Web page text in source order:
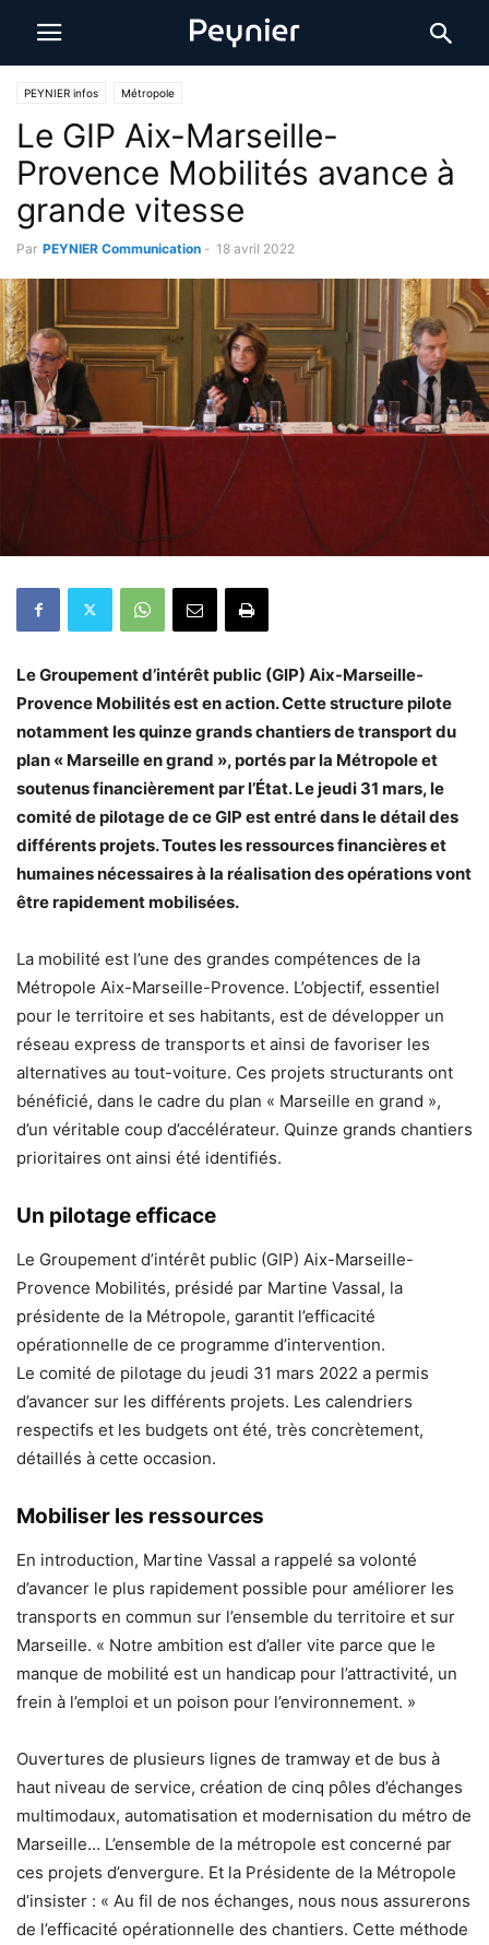
PEYNIER infos Métropole
Le GIP Aix-Marseille-
Provence Mobilités avance à
grande vitesse
Par PEYNIER Communication - 18 avril 2022
Le Groupement d’intérêt public (GIP) Aix-Marseille-
Provence Mobilités est en action. Cette structure pilote
notamment les quinze grands chantiers de transport du
plan « Marseille en grand », portés par la Métropole et
soutenus financièrement par l’État. Le jeudi 31 mars, le
comité de pilotage de ce GIP est entré dans le détail des
différents projets. Toutes les ressources financières et
humaines nécessaires à la réalisation des opérations vont
être rapidement mobilisées.
La mobilité est l’une des grandes compétences de la
Métropole Aix-Marseille-Provence. L’objectif, essentiel
pour le territoire et ses habitants, est de développer un
réseau express de transports et ainsi de favoriser les
alternatives au tout-voiture. Ces projets structurants ont
bénéficié, dans le cadre du plan « Marseille en grand »,
d’un véritable coup d’accélérateur. Quinze grands chantiers
prioritaires ont ainsi été identifiés.
Un pilotage efficace
Le Groupement d’intérêt public (GIP) Aix-Marseille-
Provence Mobilités, présidé par Martine Vassal, la
présidente de la Métropole, garantit l’efficacité
opérationnelle de ce programme d’intervention.
Le comité de pilotage du jeudi 31 mars 2022 a permis
d’avancer sur les différents projets. Les calendriers
respectifs et les budgets ont été, très concrètement,
détaillés à cette occasion.
Mobiliser les ressources
En introduction, Martine Vassal a rappelé sa volonté
d’avancer le plus rapidement possible pour améliorer les
transports en commun sur l’ensemble du territoire et sur
Marseille. « Notre ambition est d’aller vite parce que le
manque de mobilité est un handicap pour l’attractivité, un
frein à l’emploi et un poison pour l’environnement. »
Ouvertures de plusieurs lignes de tramway et de bus à
haut niveau de service, création de cinq pôles d’échanges
multimodaux, automatisation et modernisation du métro de
Marseille… L’ensemble de la métropole est concerné par
ces projets d’envergure. Et la Présidente de la Métropole
d’insister : « Au fil de nos échanges, nous nous assurerons
de l’efficacité opérationnelle des chantiers. Cette méthode